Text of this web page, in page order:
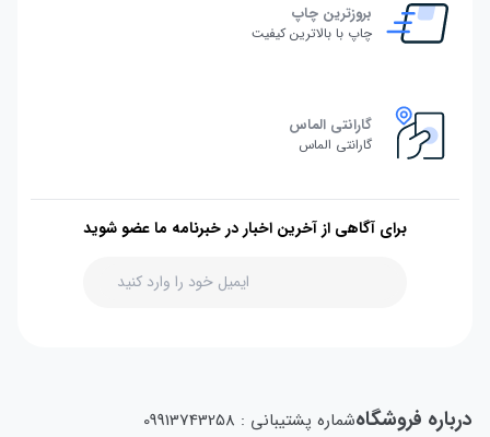
بروزترین چاپ
چاپ با بالاترین کیفیت
گارانتی الماس
گارانتی الماس
برای آگاهی از آخرین اخبار در خبرنامه ما عضو شوید
درباره فروشگاهشماره پشتیبانی : 09913743258